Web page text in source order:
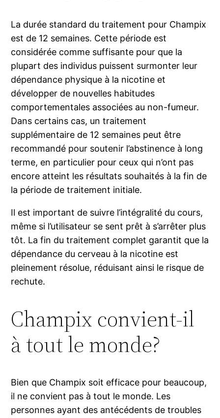
La durée standard du traitement pour Champix
est de 12 semaines. Cette période est
considérée comme suffisante pour que la
plupart des individus puissent surmonter leur
dépendance physique à la nicotine et
développer de nouvelles habitudes
comportementales associées au non-fumeur.
Dans certains cas, un traitement
supplémentaire de 12 semaines peut être
recommandé pour soutenir l’abstinence à long
terme, en particulier pour ceux qui n’ont pas
encore atteint les résultats souhaités à la fin de
la période de traitement initiale.
Il est important de suivre l’intégralité du cours,
même si l’utilisateur se sent prêt à s’arrêter plus
tôt. La fin du traitement complet garantit que la
dépendance du cerveau à la nicotine est
pleinement résolue, réduisant ainsi le risque de
rechute.
Champix convient-il
à tout le monde?
Bien que Champix soit efficace pour beaucoup,
il ne convient pas à tout le monde. Les
personnes ayant des antécédents de troubles